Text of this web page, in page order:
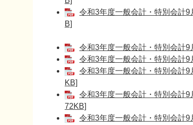
令和3年度一般会計・特別会計
B]
令和3年度一般会計・特別会計
令和3年度一般会計・特別会計
令和3年度一般会計・特別会計
KB]
令和3年度一般会計・特別会計
72KB]
令和3年度一般会計・特別会計